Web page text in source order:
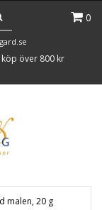
0
över 800 kr
malen, 20 g